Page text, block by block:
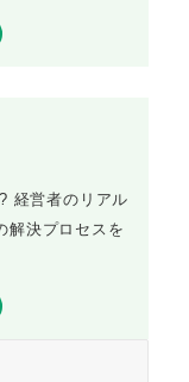
経営者のリアル
解決プロセスを